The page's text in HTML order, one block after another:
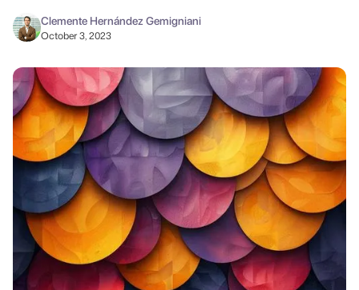
Clemente Hernández Gemigniani
October 3, 2023